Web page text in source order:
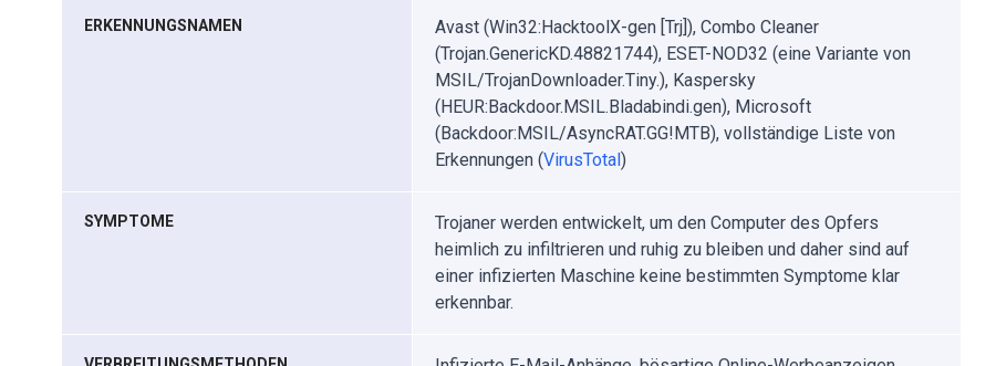
ERKENNUNGSNAMEN
Avast (Win32:HacktoolX-gen [Trj]), Combo Cleaner
(Trojan.GenericKD.48821744), ESET-NOD32 (eine Variante von
MSIL/TrojanDownloader.Tiny.), Kaspersky
(HEUR:Backdoor.MSIL.Bladabindi.gen), Microsoft
(Backdoor:MSIL/AsyncRAT.GG!MTB), vollständige Liste von
Erkennungen (VirusTotal)
SYMPTOME
Trojaner werden entwickelt, um den Computer des Opfers
heimlich zu infiltrieren und ruhig zu bleiben und daher sind auf
einer infizierten Maschine keine bestimmten Symptome klar
erkennbar.